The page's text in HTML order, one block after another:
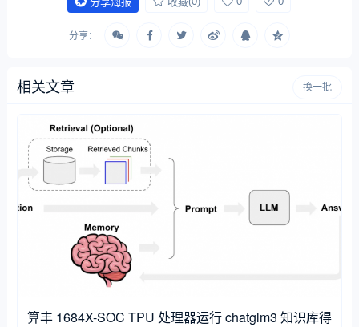
分享：
相关文章 换一批
算丰 1684X-SOC TPU 处理器运行 chatglm3 知识库得